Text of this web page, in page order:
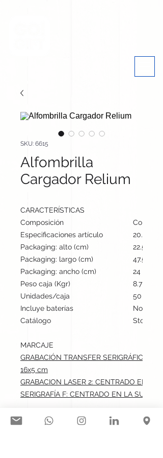
SKU: 6615
Alfombrilla
Cargador Relium
CARACTERÍSTICAS
Composición
Corcho/
Especificaciones artículo
20.5 cm
Packaging: alto (cm)
22.5
Packaging: largo (cm)
47.5
Packaging: ancho (cm)
24
Peso caja (Kgr)
8.7
Unidades/caja
50
Incluye baterías
No
Catálogo
Stock
MARCAJE
GRABACIÓN TRANSFER SERIGRÁFICO:
16x5 cm
GRABACION LASER 2: CENTRADO EN LA
SERIGRAFÍA F: CENTRADO EN LA